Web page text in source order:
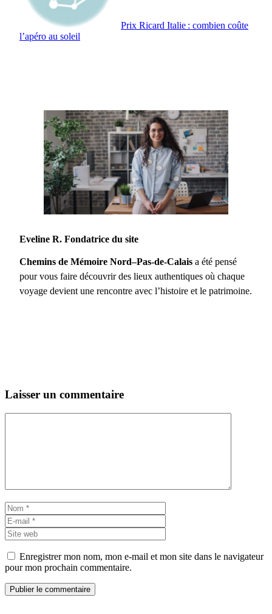
Prix Ricard Italie : combien coûte
l’apéro au soleil
Eveline R. Fondatrice du site
Chemins de Mémoire Nord–Pas-de-Calais a été pensé
pour vous faire découvrir des lieux authentiques où chaque
voyage devient une rencontre avec l’histoire et le patrimoine.
Laisser un commentaire
Nom
mail
web
Enregistrer mon nom, mon e-mail et mon site dans le navigateur
pour mon prochain commentaire.